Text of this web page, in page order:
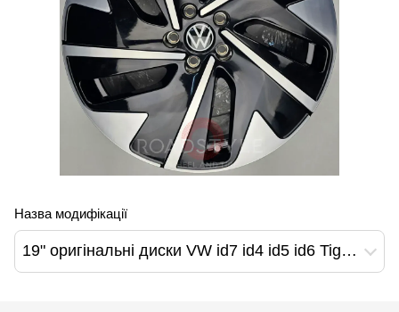
Назва модифікації
19" оригінальні диски VW id7 id4 id5 id6 Tiguan Golf Arteon Passat T-Roc Jetta Beetle Caddy Hudson Design (14B601025A/14B601025B)